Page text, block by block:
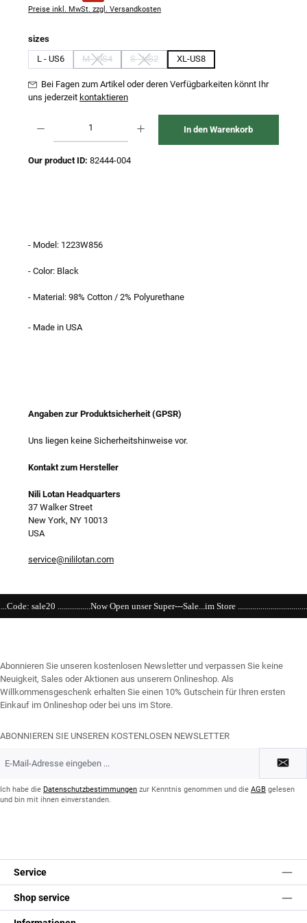
Preise inkl. MwSt. zzgl. Versandkosten
sizesauswählen
L - US6
M - US4
(Diese Option ist zurzeit nicht verfügbar.)
S - US2
(Diese Option ist zurzeit nicht verfügbar.)
XL-US8
Bei Fagen zum Artikel oder deren Verfügbarkeiten könnt Ihr
uns jederzeit kontaktieren
In den Warenkorb
Our product ID: 82444-004
- Model: 1223W856
- Color: Black
- Material: 98% Cotton / 2% Polyurethane
- Made in USA
Angaben zur Produktsicherheit (GPSR)
Uns liegen keine Sicherheitshinweise vor.
Kontakt zum Hersteller
Nili Lotan Headquarters
37 Walker Street
New York, NY 10013
USA
service@nililotan.com
Open unser Super---Sale...im Store
Abonnieren Sie unseren kostenlosen Newsletter und verpassen Sie keine
Neuigkeit, Sales oder Aktionen aus unserem Onlineshop. Als
Willkommensgeschenk erhalten Sie einen 10% Gutschein für Ihren ersten
Einkauf im Onlineshop oder bei uns im Store.
ABONNIEREN SIE UNSEREN KOSTENLOSEN NEWSLETTER
Mail-
*Ich habe die Datenschutzbestimmungen zur Kenntnis genommen und die AGB gelesen
und bin mit ihnen einverstanden.
Service
Shop service